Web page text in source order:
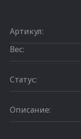
Артикул:
Вес:
Статус:
Описание: